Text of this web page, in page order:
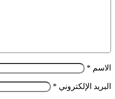
الاسم *
البريد الإلكتروني *